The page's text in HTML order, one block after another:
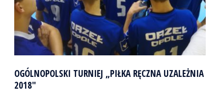
OGÓLNOPOLSKI TURNIEJ „PIŁKA RĘCZNA UZALEŻNIA
2018″